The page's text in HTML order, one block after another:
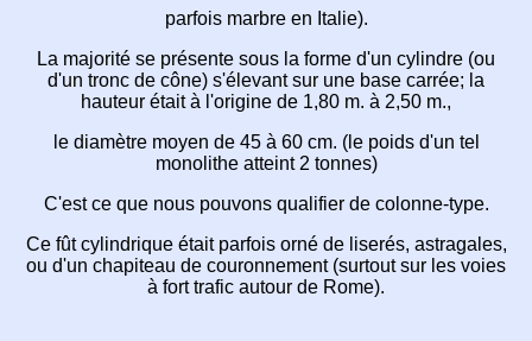
parfois marbre en Italie).
La majorité se présente sous la forme d'un cylindre (ou
d'un tronc de cône) s'élevant sur une base carrée; la
hauteur était à l'origine de 1,80 m. à 2,50 m.,
le diamètre moyen de 45 à 60 cm. (le poids d'un tel
monolithe atteint 2 tonnes)
C'est ce que nous pouvons qualifier de colonne-type.
Ce fût cylindrique était parfois orné de liserés, astragales,
ou d'un chapiteau de couronnement (surtout sur les voies
à fort trafic autour de Rome).